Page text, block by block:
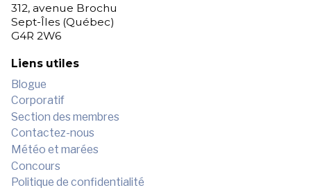
312, avenue Brochu
Sept-Îles (Québec)
G4R 2W6
Liens utiles
Blogue
Corporatif
Section des membres
Contactez-nous
Météo et marées
Concours
Politique de confidentialité